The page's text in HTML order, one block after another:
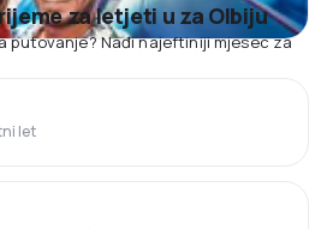
za letjeti u za Olbiju
putovanje? Nađi najeftiniji mjesec za
let